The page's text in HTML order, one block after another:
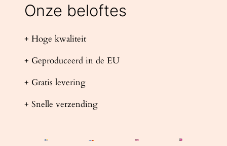
Onze beloftes
+ Hoge kwaliteit
+ Geproduceerd in de EU
+ Gratis levering
+ Snelle verzending